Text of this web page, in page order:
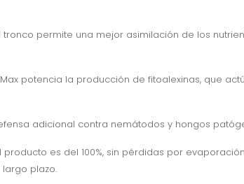
tronco permite una mejor asimilación de los
potencia la producción de fitoalexinas, que
adicional contra nemátodos y hongos
producto es del 100%, sin pérdidas por
plazo.